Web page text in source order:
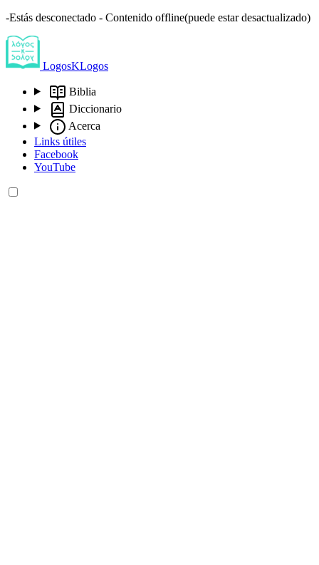
-Estás desconectado - Contenido offline(puede estar desactualizado)
LogosKLogos
Biblia
Diccionario
Acerca
Links útiles
Facebook
YouTube